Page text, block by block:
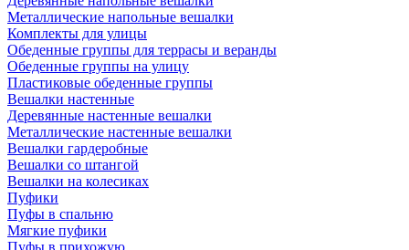
Металлические напольные вешалки
Комплекты для улицы
Обеденные группы для террасы и веранды
Обеденные группы на улицу
Пластиковые обеденные группы
Вешалки настенные
Деревянные настенные вешалки
Металлические настенные вешалки
Вешалки гардеробные
Вешалки со штангой
Вешалки на колесиках
Пуфики
Пуфы в спальню
Мягкие пуфики
Пуфы в прихожую